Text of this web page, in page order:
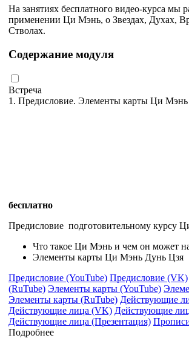
На занятиях бесплатного видео-курса мы
применении Ци Мэнь, о Звездах, Духах,
Стволах.
Содержание модуля
Встреча
1. Предисловие. Элементы карты Ци
бесплатно
Предисловие подготовительному курсу
Что такое Ци Мэнь и чем он может
Элементы карты Ци Мэнь Дунь Цзя
Предисловие (YouTube) Предисловие (VK)
(RuTube) Элементы карты (YouTube)
Элементы карты (RuTube) Действующие
Действующие лица (VK) Действующие
Действующие лица (Презентация)
Подробнее